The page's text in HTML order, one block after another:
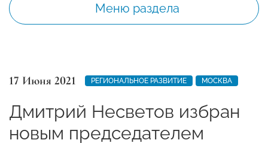
Меню раздела
17 Июня 2021 РЕГИОНАЛЬНОЕ РАЗВИТИЕ МОСКВА
Дмитрий Несветов избран
новым председателем